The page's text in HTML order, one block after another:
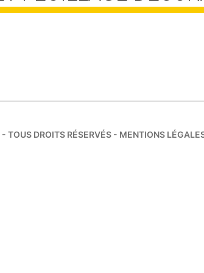
TOUS DROITS RÉSERVÉS - MENTIONS